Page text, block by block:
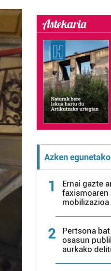
Astekaria
Azken
1
Ernai gazte
faxismoaren
2
Pertsona
osasun
aurkako